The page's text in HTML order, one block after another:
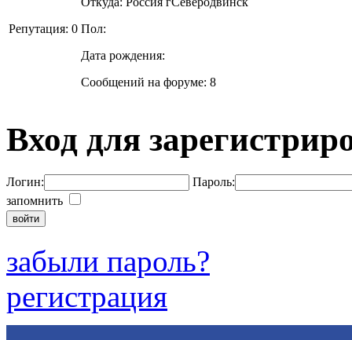
Репутация: 0 Пол:
Дата рождения:
Сообщений на форуме: 8
Вход для
Логин:
Пароль:
запомнить
забыли пароль?
регистрация